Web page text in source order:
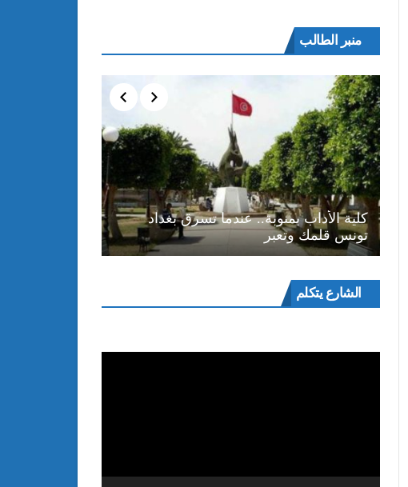
منبر الطالب
كلية الأداب بمنوبة.. عندما تسرق بغداد
تونس قلمك وتعبر
الشارع يتكلممشغل
الفيديو